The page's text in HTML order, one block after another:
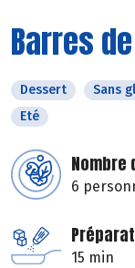
Barres
Dessert Sans
Eté
Nombre
6
15 min